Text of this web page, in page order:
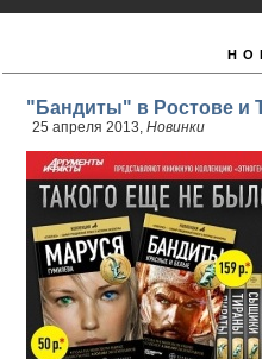
"Бандиты" в Ростове и
25 апреля 2013, Новинки